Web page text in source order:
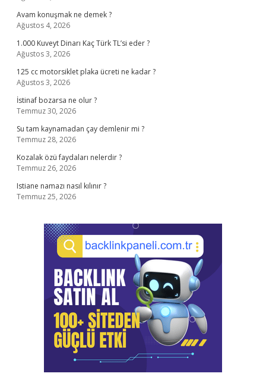
Avam konuşmak ne demek ?
Ağustos 4, 2026
1.000 Kuveyt Dinarı Kaç Türk TL’si eder ?
Ağustos 3, 2026
125 cc motorsiklet plaka ücreti ne kadar ?
Ağustos 3, 2026
İstinaf bozarsa ne olur ?
Temmuz 30, 2026
Su tam kaynamadan çay demlenir mi ?
Temmuz 28, 2026
Kozalak özü faydaları nelerdir ?
Temmuz 26, 2026
Istiane namazı nasıl kılınır ?
Temmuz 25, 2026